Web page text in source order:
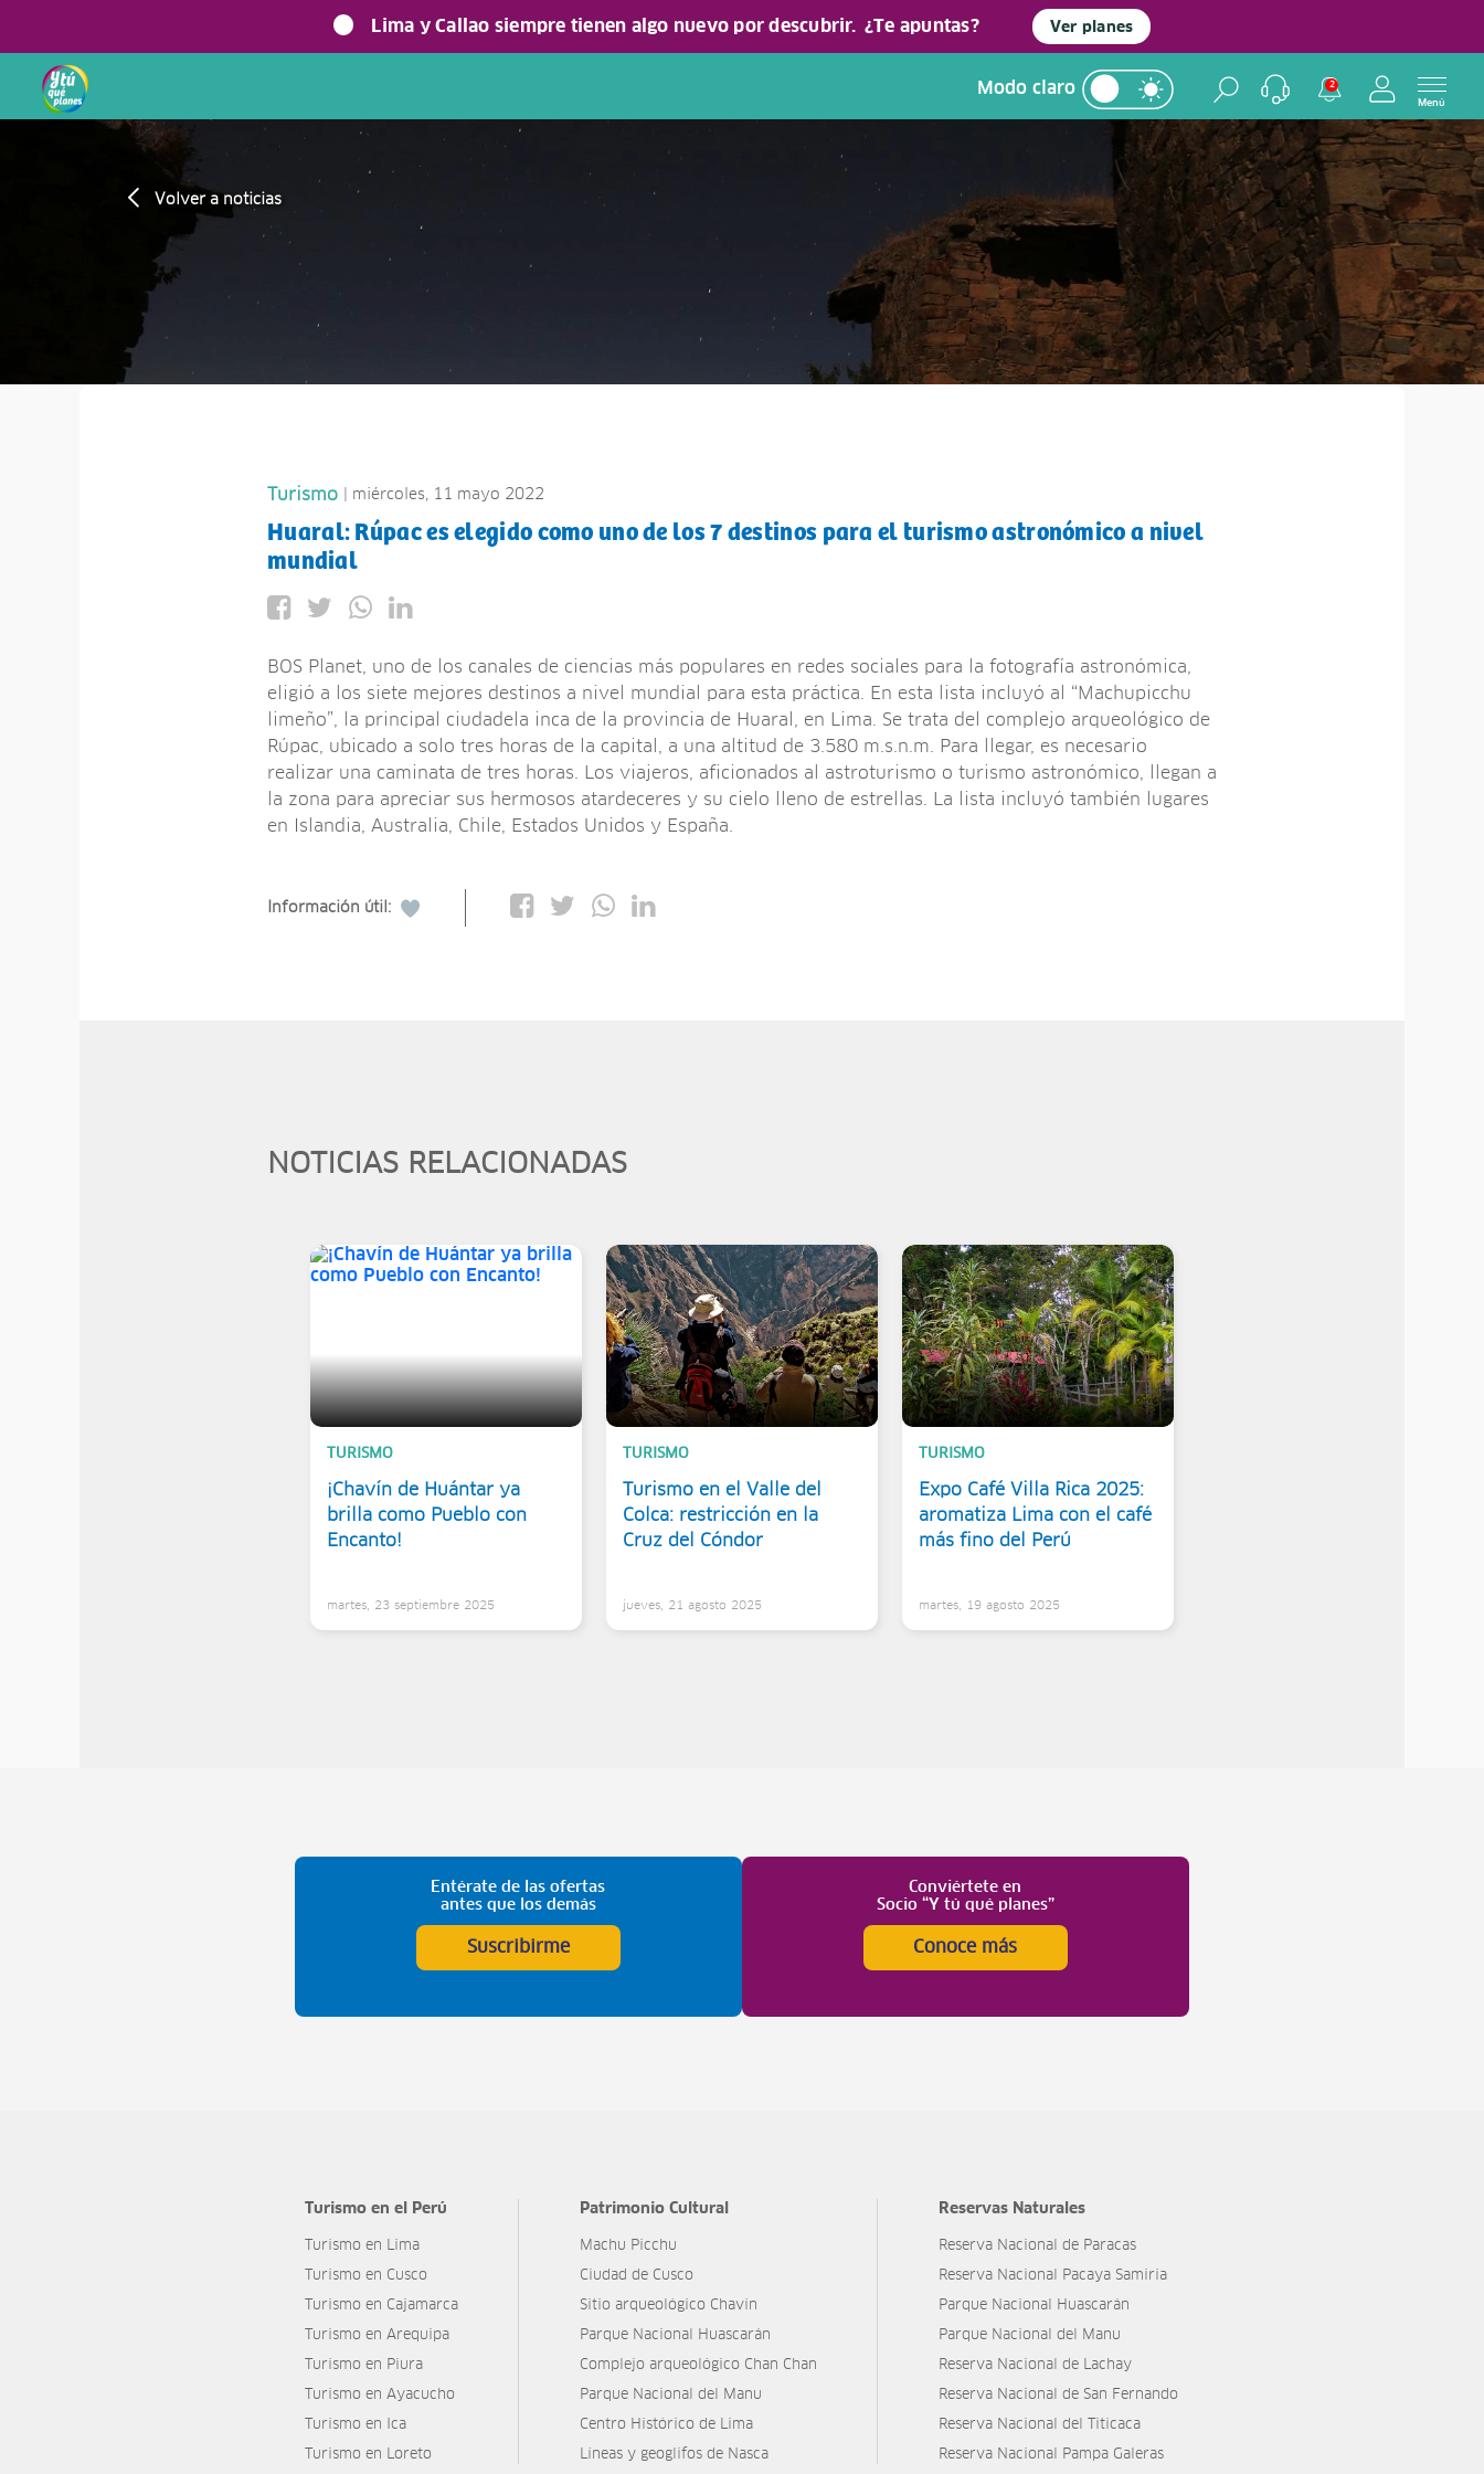
Lima y Callao siempre tienen algo nuevo por descubrir. ¿Te apuntas? Ver planes
Modo claro 2
Menú
Volver a noticias
Turismo | miércoles, 11 mayo 2022
Huaral: Rúpac es elegido como uno de los 7 destinos para el turismo astronómico a nivel
mundial
BOS Planet, uno de los canales de ciencias más populares en redes sociales para la fotografía astronómica,
eligió a los siete mejores destinos a nivel mundial para esta práctica. En esta lista incluyó al “Machupicchu
limeño”, la principal ciudadela inca de la provincia de Huaral, en Lima. Se trata del complejo arqueológico de
Rúpac, ubicado a solo tres horas de la capital, a una altitud de 3.580 m.s.n.m. Para llegar, es necesario
realizar una caminata de tres horas. Los viajeros, aficionados al astroturismo o turismo astronómico, llegan a
la zona para apreciar sus hermosos atardeceres y su cielo lleno de estrellas. La lista incluyó también lugares
en Islandia, Australia, Chile, Estados Unidos y España.
Información útil:
NOTICIAS RELACIONADAS
TURISMO
¡Chavín de Huántar ya
brilla como Pueblo con
Encanto!
martes, 23 septiembre 2025
TURISMO
Turismo en el Valle del
Colca: restricción en la
Cruz del Cóndor
jueves, 21 agosto 2025
TURISMO
Expo Café Villa Rica 2025:
aromatiza Lima con el café
más fino del Perú
martes, 19 agosto 2025
Entérate de las ofertas
antes que los demás
Suscribirme
Conviértete en
Socio “Y tú qué planes”
Conoce más
Turismo en el Perú
Turismo en Lima
Turismo en Cusco
Turismo en Cajamarca
Turismo en Arequipa
Turismo en Piura
Turismo en Ayacucho
Turismo en Ica
Turismo en Loreto
Patrimonio Cultural
Machu Picchu
Ciudad de Cusco
Sitio arqueológico Chavín
Parque Nacional Huascarán
Complejo arqueológico Chan Chan
Parque Nacional del Manu
Centro Histórico de Lima
Líneas y geoglifos de Nasca
Reservas Naturales
Reserva Nacional de Paracas
Reserva Nacional Pacaya Samiria
Parque Nacional Huascarán
Parque Nacional del Manu
Reserva Nacional de Lachay
Reserva Nacional de San Fernando
Reserva Nacional del Titicaca
Reserva Nacional Pampa Galeras